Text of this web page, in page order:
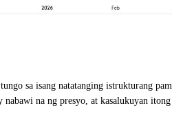
sa isang natatanging istrukturang
na ng presyo, at kasalukuyan